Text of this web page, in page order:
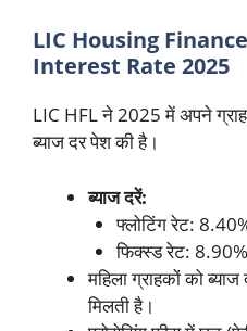
LIC Housing
Interest Rate 2025
LIC HFL ने 2025 में अपने
ब्याज दर पेश की है।
ब्याज दरें:
फ्लोटिंग रेट:
फिक्स्ड रेट:
महिला ग्राहकों को
मिलती है।